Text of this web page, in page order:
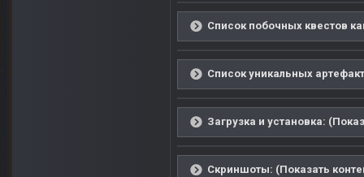
Список побочных квестов
Список уникальных
Загрузка и установка:
Скриншоты: (Показать